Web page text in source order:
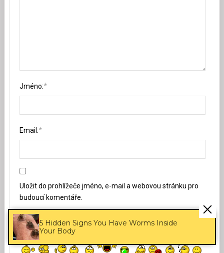
Jméno:*
Email:*
Uložit do prohlížeče jméno, e-mail a webovou stránku pro
budoucí komentáře.
5 Hidden Signs You Have Worms Inside
Your Body